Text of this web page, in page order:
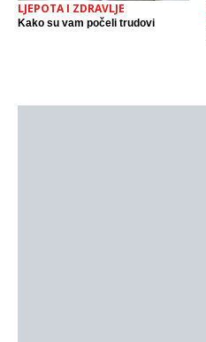
LJEPOTA I ZDRAVLJE
Kako su vam počeli trudovi